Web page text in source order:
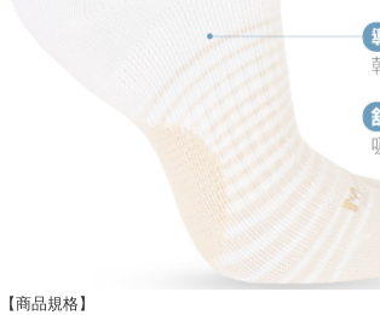
【商品規格】